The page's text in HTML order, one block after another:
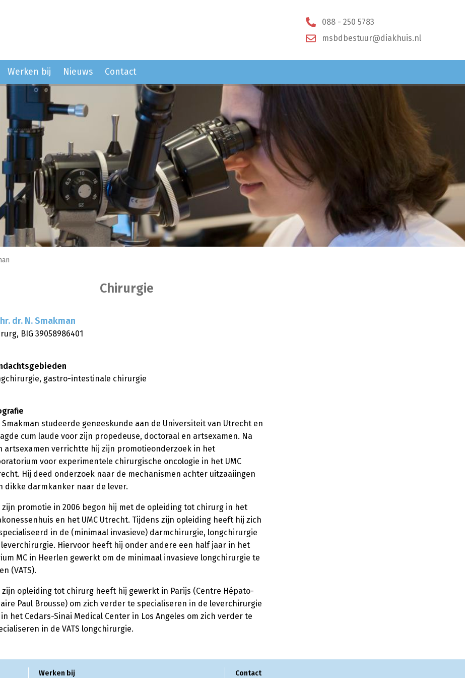
088 - 250 5783
msbdbestuur@diakhuis.nl
Werken bij Nieuws Contact
Chirurgie
dr. N. Smakman
BIG 39058986401
gastro-intestinale chirurgie
Smakman studeerde geneeskunde aan de Universiteit van Utrecht en
cum laude voor zijn propedeuse, doctoraal en artsexamen. Na
artsexamen verrichtte hij zijn promotieonderzoek in het
voor experimentele chirurgische oncologie in het UMC
Hij deed onderzoek naar de mechanismen achter uitzaaiingen
dikke darmkanker naar de lever.
zijn promotie in 2006 begon hij met de opleiding tot chirurg in het
en het UMC Utrecht. Tijdens zijn opleiding heeft hij zich
in de (minimaal invasieve) darmchirurgie, longchirurgie
leverchirurgie. Hiervoor heeft hij onder andere een half jaar in het
MC in Heerlen gewerkt om de minimaal invasieve longchirurgie te
(VATS).
zijn opleiding tot chirurg heeft hij gewerkt in Parijs (Centre Hépato-
Paul Brousse) om zich verder te specialiseren in de leverchirurgie
het Cedars-Sinai Medical Center in Los Angeles om zich verder te
in de VATS longchirurgie.
Werken bij Contact